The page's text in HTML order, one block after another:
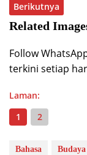
Berikutnya
Related
Follow
terkini setiap
Laman:
1
2
Bahasa Budaya